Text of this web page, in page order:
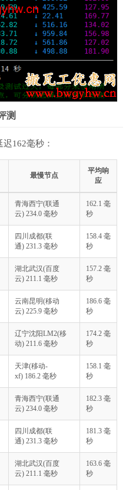
测
162毫秒：
最慢节点
平均响
应
青海西宁(联通
云) 234.0 毫秒
162.1 毫
秒
四川成都(联
通) 231.3 毫秒
158.4 毫
秒
湖北武汉(百度
云) 211.1 毫秒
157.2 毫
秒
云南昆明(移动
云) 225.9 毫秒
186.6 毫
秒
辽宁沈阳LM2(移
动) 211.6 毫秒
174.2 毫
秒
天津(移动-
xf) 186.2 毫秒
158.1 毫
秒
青海西宁(联通
云) 234.0 毫秒
182.3 毫
秒
四川成都(联
通) 231.3 毫秒
181.3 毫
秒
湖北武汉(百度
云) 211.1 毫秒
163.6 毫
秒